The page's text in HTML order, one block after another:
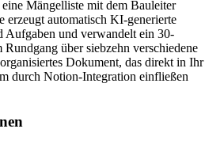
Mängelliste mit dem Bauleiter
erzeugt automatisch KI-generierte
Aufgaben und verwandelt ein 30-
über siebzehn verschiedene
Dokument, das direkt in Ihr
durch Notion-Integration einfließen